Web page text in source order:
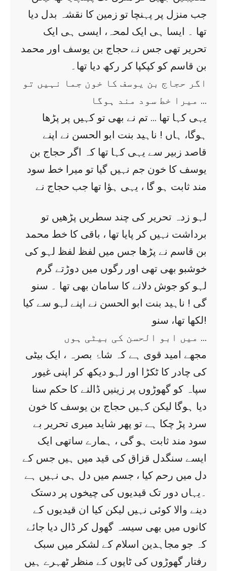
جب منزل پر پہنچا تو زمین کا نقشہ بدل دیا
تھا ۔ ایسا ہی ایک لمحہ، ایسی ہی ایک
تحریر تھی جس نے حجاج بن یوسف اور محمد
بن قاسم کو کپکپا کر رکھ دیا تھا۔
اگر حجاج بن یوسف کا خون جما نہیں تو
میرا خط سود مند ہوگا …
یہی کہا تھا … تم نے بھی تو کہیں پر پڑھا
ہوگا، ہاں ! ناہید بنت ابو الحسن نے اپنے
قاصد زبیر سے یہی کہا تھا کہ اگر حجاج بن
یوسف کا خون جم نہیں گیا تو میرا خط سود
مند ثابت ہو گا ، یہی ہؤا تھا جب حجاج نے
لہو زدہ تحریر کی چند سطریں پڑھیں تو
برداشت نہیں کر پایا تھا ، باقی کا خط محمد
بن قاسم نے پڑھا جس میں لفظ لفظ لہو کی
خوشبو بھی تھی اور رگوں میں دوڑتے گرم
لہو کو جوش دلانے کا سامان بھی تھا ۔ سنو
گی ! ناہید بنت ابو الحسن نے اپنے لہو سے کیا
لکھا تھا، سنو!
میں ابو الحسن کی بیٹی ہوں …
مجھے امید قوی ہے کہ شاۂ بصرہ ، ایک بیٹی
کی چادر کا ٹکڑا اور لہو دیکھ کر اپنی غیور
سپاہ کو گھوڑوں پر زینیں ڈالنے کا حکم سنا
دیا ہوگا لیکن کہیں حجاج بن یوسف کا خون
سرد پڑ چکا ہے تو پھر شاید میری تحریر بے
سود مند ثابت ہو گی ، ہمارے ساتھی ایک
ایسے سنگدل قزاق کی قید میں ہیں جس کے
دل میں رحم کیا ، جسم میں دل ہی نہیں ہے
۔یہاں دور تک قیدیوں کی چیخوں پر دستک
دینے والا کوئی نہیں لیکن کیا ان قیدیوں کے
کانوں میں بھی سیسہ گھول کر ڈال دیا جائے
کہ جو مجاہدین اسلام کے لشکر میں سبک
رفتار گھوڑوں کی ٹاپوں کے منظر ٹھہرے ہیں